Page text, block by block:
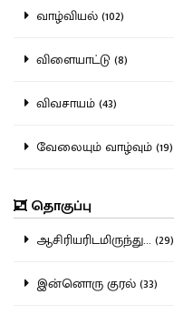
வாழ்வியல் (102)
விளையாட்டு (8)
விவசாயம் (43)
வேலையும் வாழ்வும் (19)
தொகுப்பு
ஆசிரியரிடமிருந்து... (29)
இன்னொரு குரல் (33)